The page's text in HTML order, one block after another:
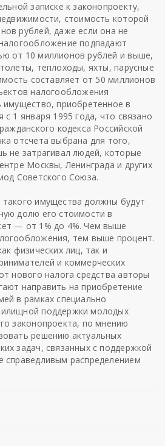
записке к законопроекту,
стоимость которой
рублей, даже если она не
подпадают
от 10 миллионов рублей и выше,
теплоходы, яхты, парусные
составляет от 50 миллионов
налогообложения
имущество, приобретенное в
с 1 января 1995 года, что связано
кодекса Российской
отсчета выбрана для того,
не затрагивал людей, которые
Москвы, Ленинграда и других
Советского Союза.
имущества должны будут
долю его стоимости в
— от 1% до 4%. Чем выше
тем выше процент.
физических лиц, так и
и коммерческих
нового налога средства авторы
направить на приобретение
в рамках специально
поддержки молодых
законопроекта, по мнению
решению актуальных
задач, связанных с поддержкой
распределением